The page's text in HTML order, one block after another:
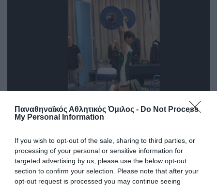
Παναθηναϊκός Αθλητικός Όμιλος - Do Not Process
My Personal Information
If you wish to opt-out of the sale, sharing to third parties, or
processing of your personal or sensitive information for
targeted advertising by us, please use the below opt-out
section to confirm your selection. Please note that after your
opt-out request is processed you may continue seeing
Αρκετά καλή παρουσία του τμήματος άρσης βαρών του
Παναθηναϊκού σήμερα στο ΟΑΚΑ.
27.02.2026 ΑΚΑΔΗΜΙΑ ΑΡΣΗ ΒΑΡΩΝ